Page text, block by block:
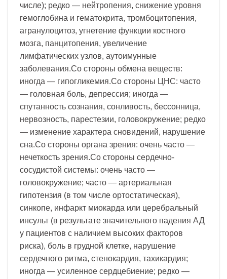
числе); редко — нейтропения, снижение уровня
гемоглобина и гематокрита, тромбоцитопения,
агранулоцитоз, угнетение функции костного
мозга, панцитопения, увеличение
лимфатических узлов, аутоимунные
заболевания.Со стороны обмена веществ:
иногда — гипогликемия.Со стороны ЦНС: часто
— головная боль, депрессия; иногда —
спутанность сознания, сонливость, бессонница,
нервозность, парестезии, головокружение; редко
— изменение характера сновидений, нарушение
сна.Со стороны органа зрения: очень часто —
нечеткость зрения.Со стороны сердечно-
сосудистой системы: очень часто —
головокружение; часто — артериальная
гипотензия (в том числе ортостатическая),
синкопе, инфаркт миокарда или церебральный
инсульт (в результате значительного падения АД
у пациентов с наличием высоких факторов
риска), боль в грудной клетке, нарушение
сердечного ритма, стенокардия, тахикардия;
иногда — усиленное сердцебиение; редко —